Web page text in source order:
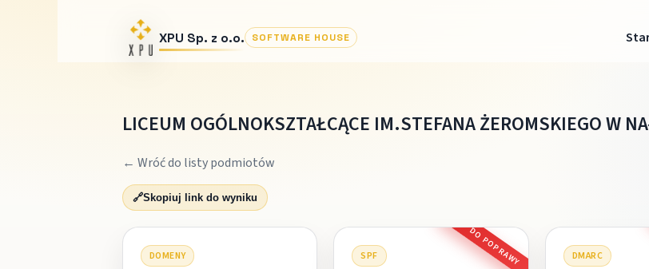
XPU Sp. z o.o. SOFTWARE HOUSE
LICEUM OGÓLNOKSZTAŁCĄCE IM.STEFANA ŻEROMSKIEGO W
← Wróć do listy podmiotów
🔗Skopiuj link do wyniku
DOMENY SPF DO POPRAWY DMARC